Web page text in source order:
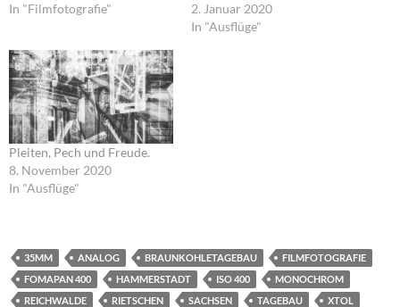
In "Filmfotografie"
2. Januar 2020
In "Ausflüge"
Pleiten, Pech und Freude.
8. November 2020
In "Ausflüge"
35MM ANALOG BRAUNKOHLETAGEBAU
FILMFOTOGRAFIE
FOMAPAN 400
HAMMERSTADT ISO 400
MONOCHROM
REICHWALDE
RIETSCHEN SACHSEN TAGEBAU XTOL